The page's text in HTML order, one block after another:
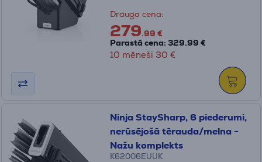
Drauga cena:
279.99 €
Parastā cena: 329.99 €
10 mēneši 30 €
Ninja StaySharp, 6 piederumi,
nerūsējošā tērauda/melna -
Nažu komplekts
K62006EUUK